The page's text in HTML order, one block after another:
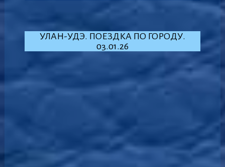
УЛАН-УДЭ. ПОЕЗДКА ПО ГОРОДУ.
03.01.26